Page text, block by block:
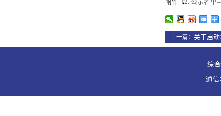
上一篇： 关于启
综
通信